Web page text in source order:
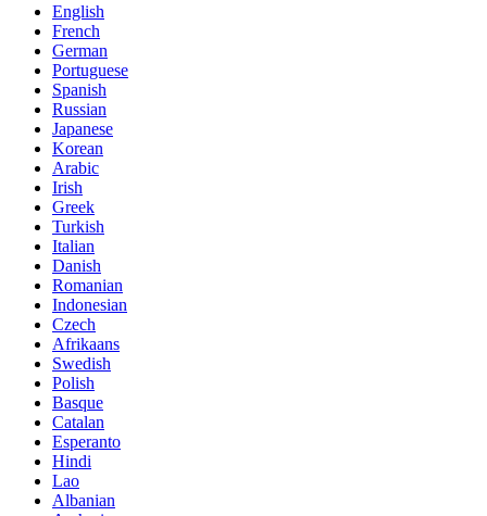
English
French
German
Portuguese
Spanish
Russian
Japanese
Korean
Arabic
Irish
Greek
Turkish
Italian
Danish
Romanian
Indonesian
Czech
Afrikaans
Swedish
Polish
Basque
Catalan
Esperanto
Hindi
Lao
Albanian